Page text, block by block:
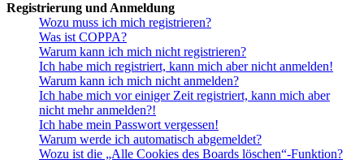
Registrierung und Anmeldung
Wozu muss ich mich registrieren?
Was ist COPPA?
Warum kann ich mich nicht registrieren?
Ich habe mich registriert, kann mich aber nicht anmelden!
Warum kann ich mich nicht anmelden?
Ich habe mich vor einiger Zeit registriert, kann mich aber
nicht mehr anmelden?!
Ich habe mein Passwort vergessen!
Warum werde ich automatisch abgemeldet?
Wozu ist die „Alle Cookies des Boards löschen“-Funktion?